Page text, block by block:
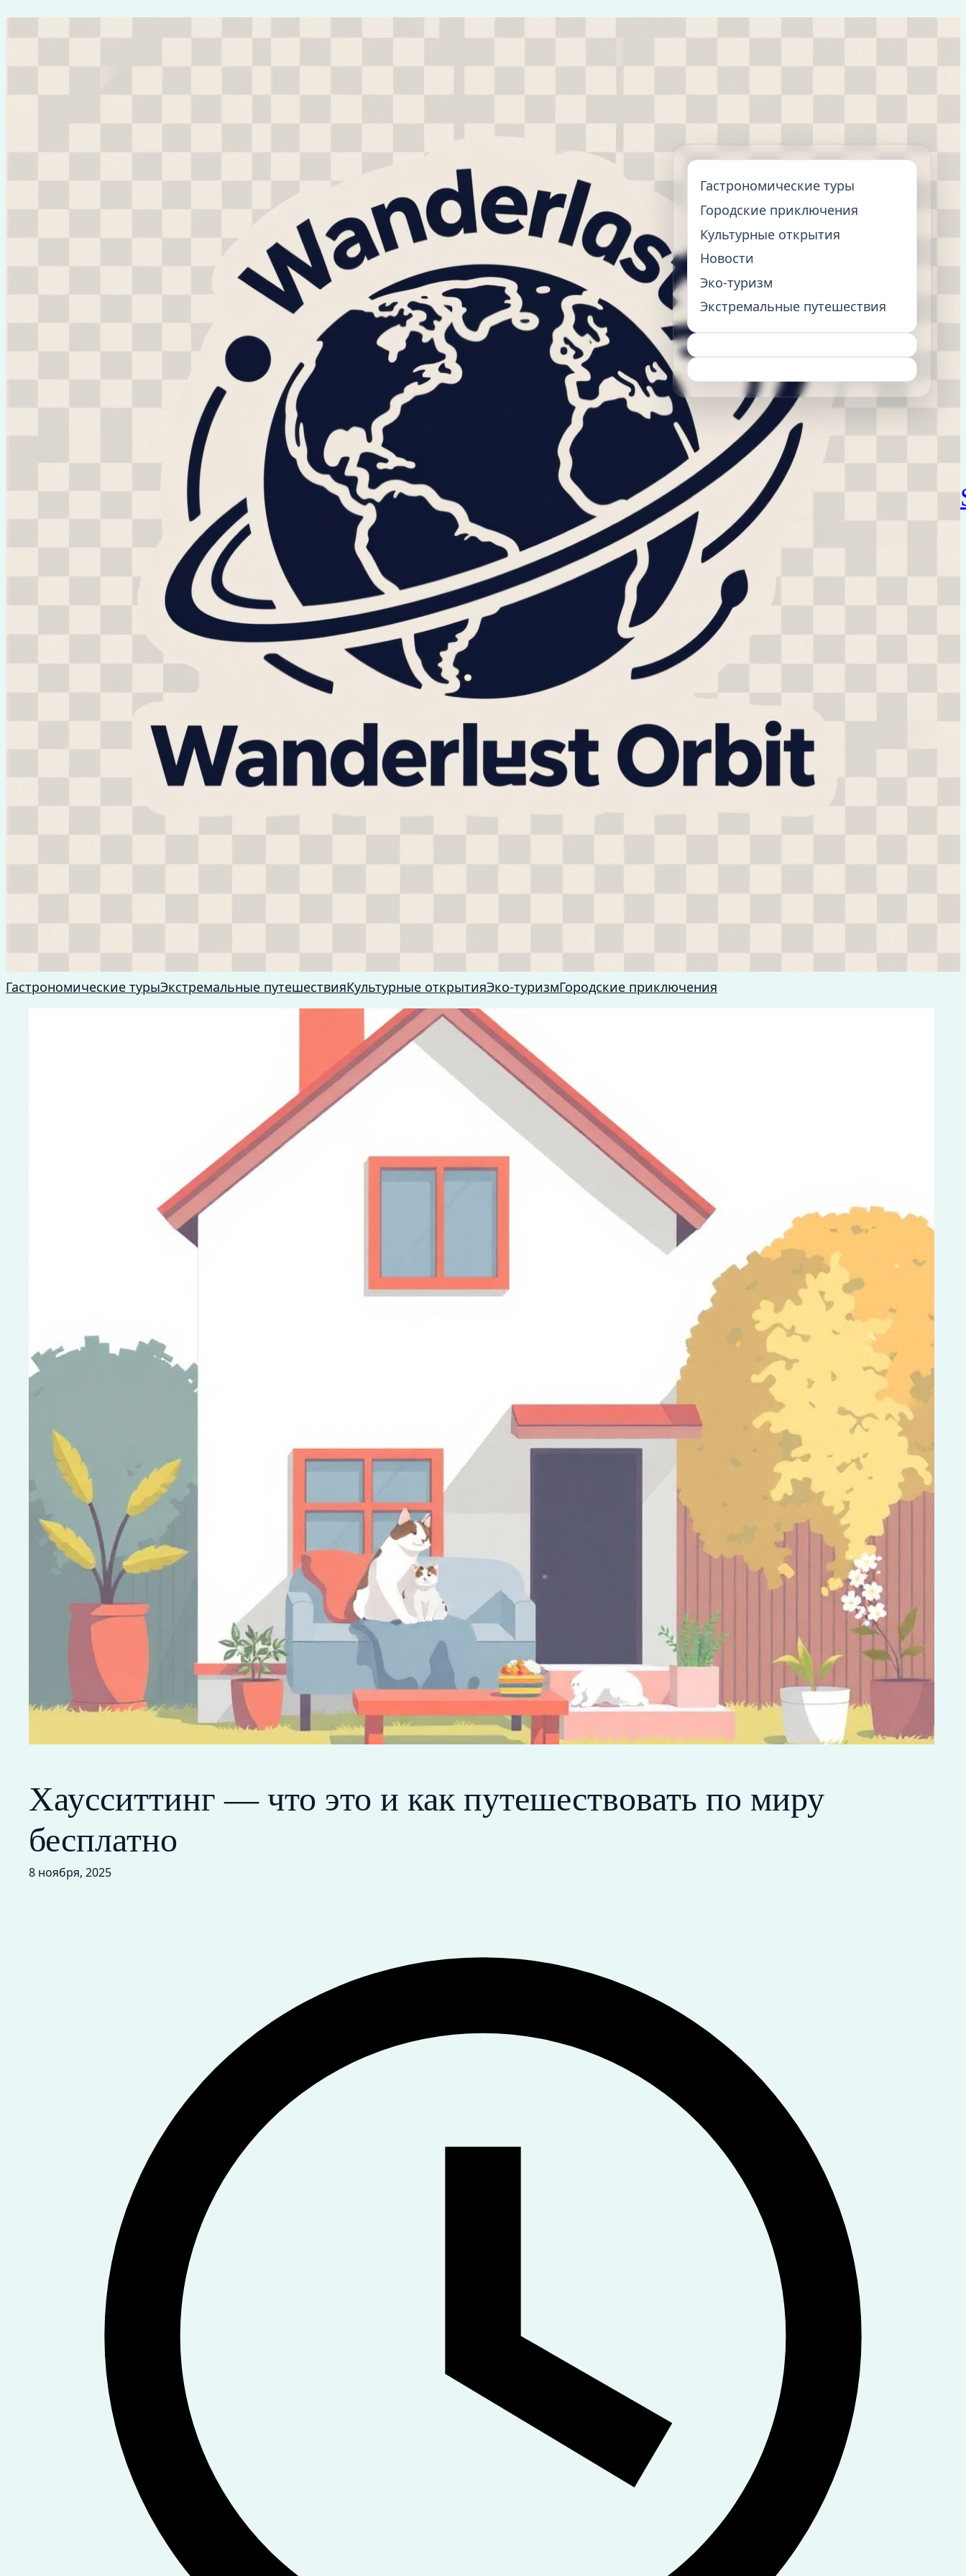
Перейти
Гастрономические турыЭкстремальные путешествияКультурные открытияЭко-туризмГородские приключения
Хаусситтинг — что это и как путешествовать по миру
бесплатно
8 ноября, 2025
Гастрономические туры
Городские приключения
Культурные открытия
Новости
Эко-туризм
Экстремальные путешествия